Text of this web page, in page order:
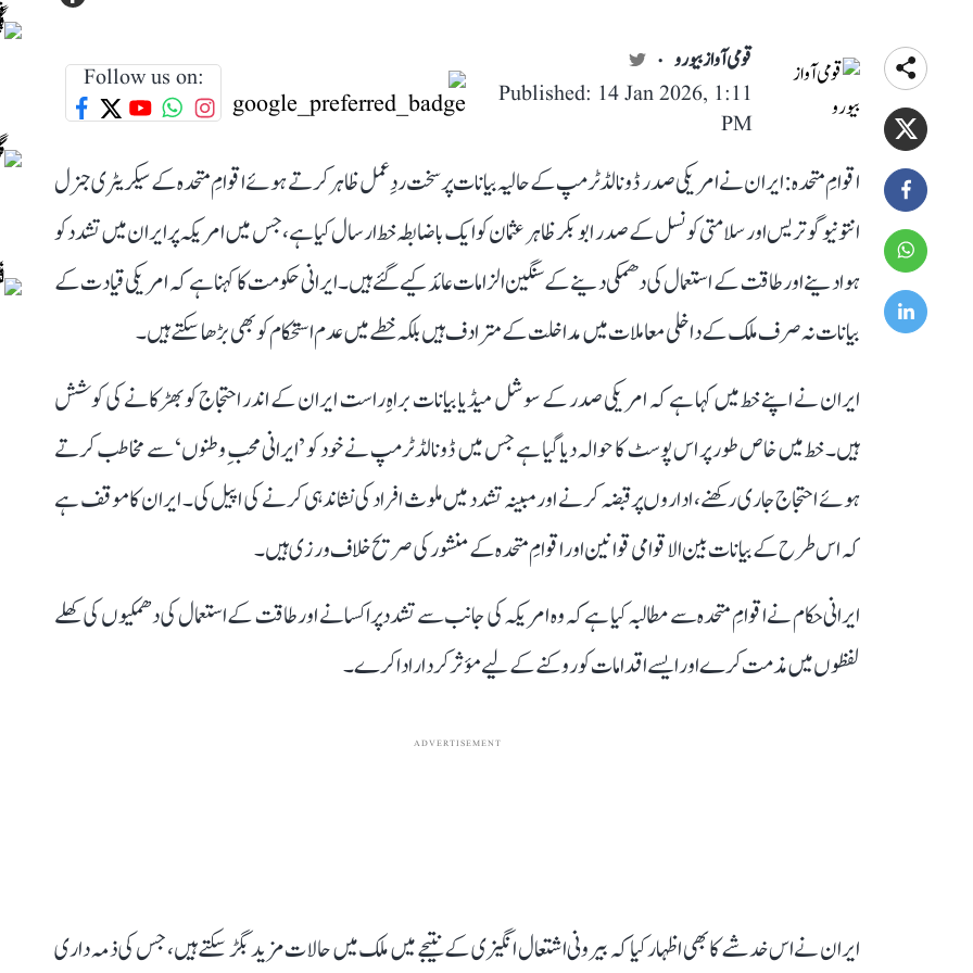
قومی آواز بیورو
Published: 14 Jan 2026, 1:11
PM
Follow us on:
اقوامِ متحدہ: ایران نے امریکی صدر ڈونالڈ ٹرمپ کے حالیہ بیانات پر سخت ردِعمل ظاہر کرتے ہوئے اقوامِ متحدہ کے سیکریٹری جنرل
انتونیو گوتریس اور سلامتی کونسل کے صدر ابو بکر ظاہر عثمان کو ایک باضابطہ خط ارسال کیا ہے، جس میں امریکہ پر ایران میں تشدد کو
ہوا دینے اور طاقت کے استعمال کی دھمکی دینے کے سنگین الزامات عائد کیے گئے ہیں۔ ایرانی حکومت کا کہنا ہے کہ امریکی قیادت کے
بیانات نہ صرف ملک کے داخلی معاملات میں مداخلت کے مترادف ہیں بلکہ خطے میں عدم استحکام کو بھی بڑھا سکتے ہیں۔
ایران نے اپنے خط میں کہا ہے کہ امریکی صدر کے سوشل میڈیا بیانات براہِ راست ایران کے اندر احتجاج کو بھڑکانے کی کوشش
ہیں۔ خط میں خاص طور پر اس پوسٹ کا حوالہ دیا گیا ہے جس میں ڈونالڈ ٹرمپ نے خود کو ’ایرانی محبِ وطنوں‘ سے مخاطب کرتے
ہوئے احتجاج جاری رکھنے، اداروں پر قبضہ کرنے اور مبینہ تشدد میں ملوث افراد کی نشاندہی کرنے کی اپیل کی۔ ایران کا موقف ہے
کہ اس طرح کے بیانات بین الاقوامی قوانین اور اقوامِ متحدہ کے منشور کی صریح خلاف ورزی ہیں۔
ایرانی حکام نے اقوامِ متحدہ سے مطالبہ کیا ہے کہ وہ امریکہ کی جانب سے تشدد پر اکسانے اور طاقت کے استعمال کی دھمکیوں کی کھلے
لفظوں میں مذمت کرے اور ایسے اقدامات کو روکنے کے لیے مؤثر کردار ادا کرے۔
ADVERTISEMENT
ایران نے اس خدشے کا بھی اظہار کیا کہ بیرونی اشتعال انگیزی کے نتیجے میں ملک میں حالات مزید بگڑ سکتے ہیں، جس کی ذمہ داری